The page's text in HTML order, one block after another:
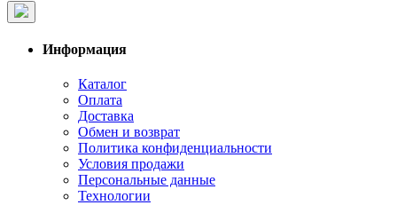
Информация
Каталог
Оплата
Доставка
Обмен и возврат
Политика конфиденциальности
Условия продажи
Персональные данные
Технологии